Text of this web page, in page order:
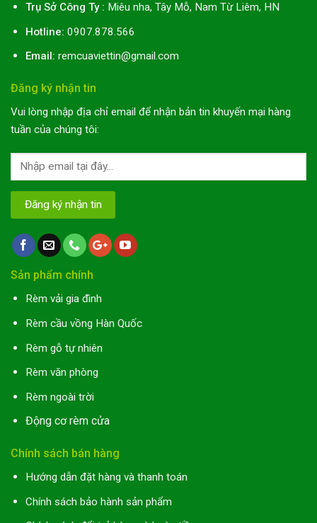
Trụ Sở Công Ty : Miêu nha, Tây Mỗ, Nam Từ Liêm, HN
Hotline: 0907.878.566
Email: remcuaviettin@gmail.com
Đăng ký nhận tin
Vui lòng nhập địa chỉ email để nhận bản tin khuyến mại hàng
tuần của chúng tôi:
Sản phẩm chính
Rèm vải gia đình
Rèm cầu vồng Hàn Quốc
Rèm gỗ tự nhiên
Rèm văn phòng
Rèm ngoài trời
Động cơ rèm cửa
Chính sách bán hàng
Hướng dẫn đặt hàng và thanh toán
Chính sách bảo hành sản phẩm